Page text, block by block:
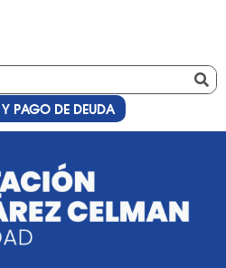
PAGO DE DEUDA